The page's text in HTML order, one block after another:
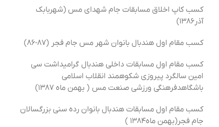
کسب کاپ اخلاق مسابقات جام شهدای مس (شهربابک
آذر۱۳۸۶)
کسب مقام اول هندبال بانوان شهر مس جام فجر (۸۷-۸۶)
کسب مقام اول مسابقات داخلی هندبال گرامیداشت سی
امین سالگرد پیروزی شکوهمند انقلاب اسلامی
باشگاهدفرهنگی ورزشی صنعت مس ( بهمن ماه ۱۳۸۷)
کسب مقام اول مسابقات هندبال بانوان رده سنی بزرگسالان
جام فجر(بهمن ماه۱۳۸۴ )